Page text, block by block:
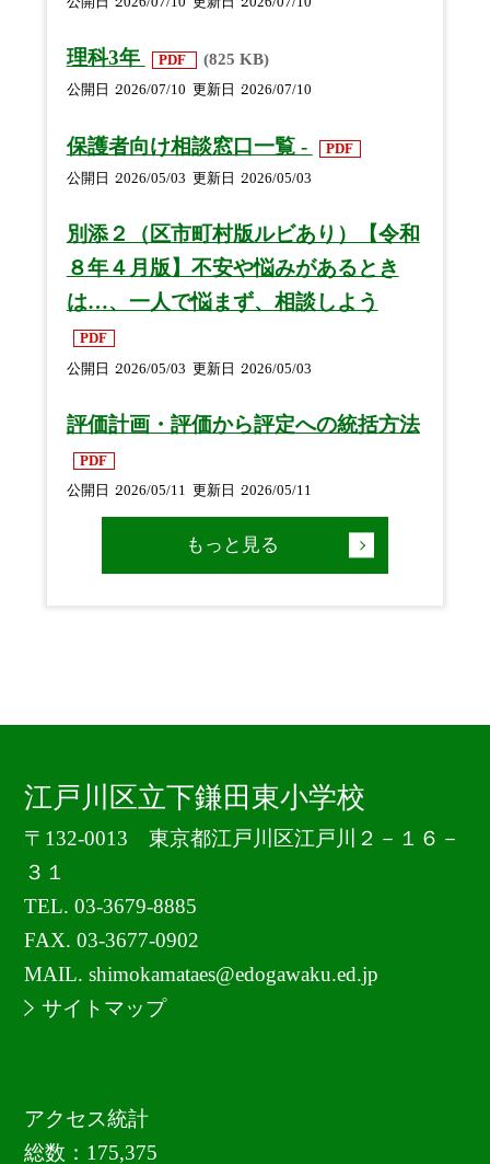
理科3年 PDF (825 KB)
公開日 2026/07/10 更新日 2026/07/10
保護者向け相談窓口一覧 -
PDF
公開日
2026/05/03 更新日 2026/05/03
別添２（区市町村版ルビあり）【令和
８年４月版】不安や悩みがあるとき
は…、一人で悩まず、相談しよう
PDF
公開日
2026/05/03 更新日 2026/05/03
評価計画・評価から評定への統括方法
PDF
公開日
2026/05/11 更新日 2026/05/11
もっと見る
江戸川区立下鎌田東小学校
〒132-0013 東京都江戸川区江戸川２－１６－
３１
TEL.03-3679-8885
FAX. 03-3677-0902
MAIL. shimokamataes@edogawaku.ed.jp
サイトマップ
アクセス統計
総数： 175,375